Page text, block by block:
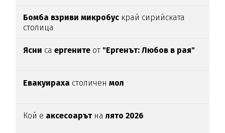
Бомба взриви микробус край сирийската
столица
Ясни са ергените от "Ергенът: Любов в рая"
Евакуираха столиченмол
Кой е аксесоарътналято 2026